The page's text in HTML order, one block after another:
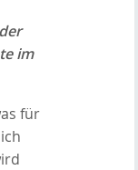
im
für